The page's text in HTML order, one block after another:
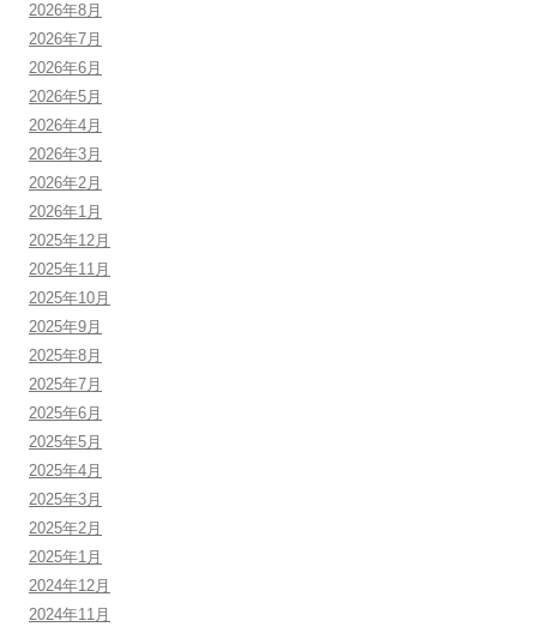
2026年8月
2026年7月
2026年6月
2026年5月
2026年4月
2026年3月
2026年2月
2026年1月
2025年12月
2025年11月
2025年10月
2025年9月
2025年8月
2025年7月
2025年6月
2025年5月
2025年4月
2025年3月
2025年2月
2025年1月
2024年12月
2024年11月